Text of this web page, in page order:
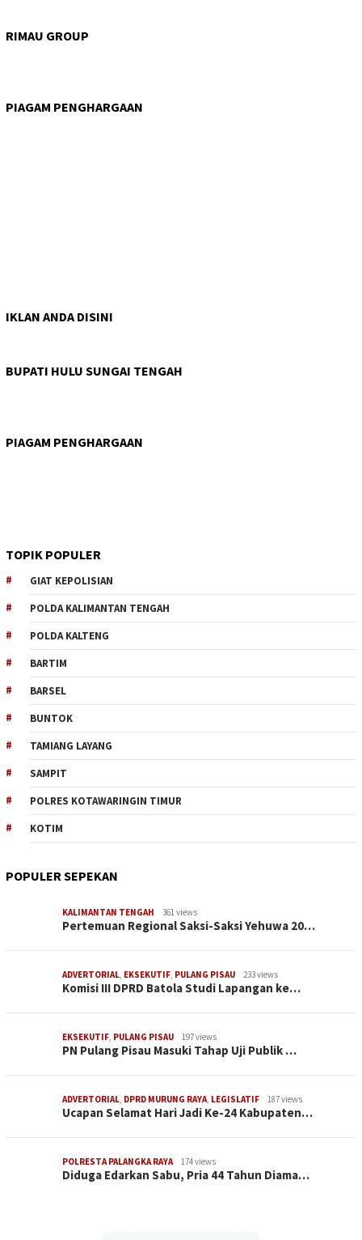
RIMAU GROUP
PIAGAM PENGHARGAAN
IKLAN ANDA DISINI
BUPATI HULU SUNGAI TENGAH
PIAGAM PENGHARGAAN
TOPIK POPULER
GIAT KEPOLISIAN
POLDA KALIMANTAN TENGAH
POLDA KALTENG
BARTIM
BARSEL
BUNTOK
TAMIANG LAYANG
SAMPIT
POLRES KOTAWARINGIN TIMUR
KOTIM
POPULER SEPEKAN
KALIMANTAN TENGAH 361 views
Pertemuan Regional Saksi-Saksi Yehuwa 20…
ADVERTORIAL, EKSEKUTIF, PULANG PISAU 233 views
Komisi III DPRD Batola Studi Lapangan ke…
EKSEKUTIF, PULANG PISAU 197 views
PN Pulang Pisau Masuki Tahap Uji Publik …
ADVERTORIAL, DPRD MURUNG RAYA, LEGISLATIF 187 views
Ucapan Selamat Hari Jadi Ke-24 Kabupaten…
POLRESTA PALANGKA RAYA 174 views
Diduga Edarkan Sabu, Pria 44 Tahun Diama…